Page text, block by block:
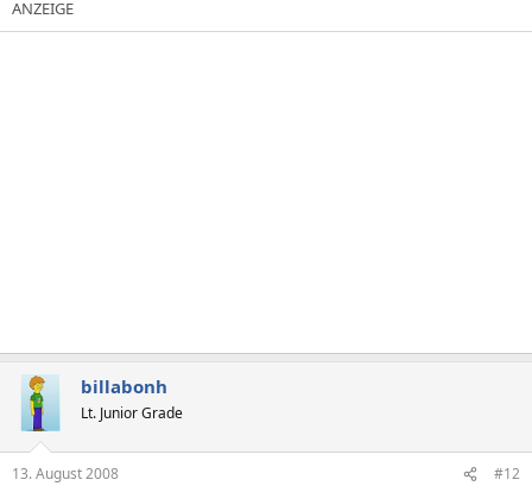
billabonh
Lt. Junior Grade
13. August 2008 #12